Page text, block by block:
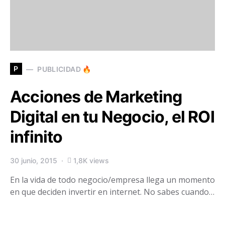
P PUBLICIDAD 🔥
Acciones de Marketing
Digital en tu Negocio, el ROI
infinito
30 junio, 2015 1,8K views
En la vida de todo negocio/empresa llega un momento
en que deciden invertir en internet. No sabes cuando…